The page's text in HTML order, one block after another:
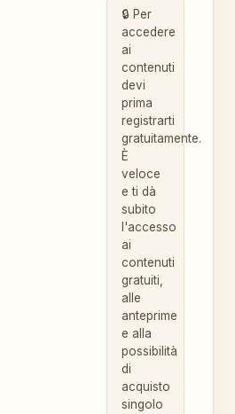
🔒 Per
accedere
ai
contenuti
devi
prima
registrarti
gratuitamente.
È
veloce
e ti dà
subito
l'accesso
ai
contenuti
gratuiti,
alle
anteprime
e alla
possibilità
di
acquisto
singolo